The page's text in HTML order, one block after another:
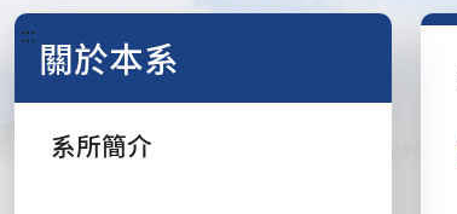
::: 關於本系
系所簡介